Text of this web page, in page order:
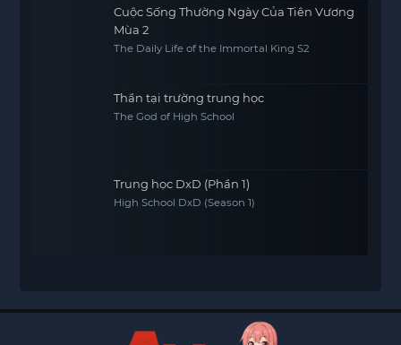
Cuộc Sống Thường Ngày Của Tiên Vương
Mùa 2
The Daily Life of the Immortal King S2
Thần tại trường trung học
The God of High School
Trung học DxD (Phần 1)
High School DxD (Season 1)